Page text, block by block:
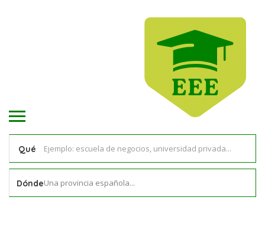
Qué
DóndeUna provincia española...